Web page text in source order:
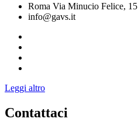
Roma Via Minucio Felice, 15
info@gavs.it
Leggi altro
Contattaci